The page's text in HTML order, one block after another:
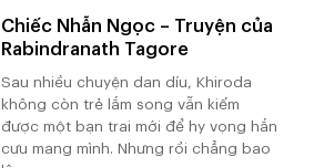
Chiếc Nhẫn Ngọc – Truyện của
Rabindranath Tagore
Sau nhiều chuyện dan díu, Khiroda
không còn trẻ lắm song vẫn kiếm
được một bạn trai mới để hy vọng hắn
cưu mang mình. Nhưng rồi chẳng bao